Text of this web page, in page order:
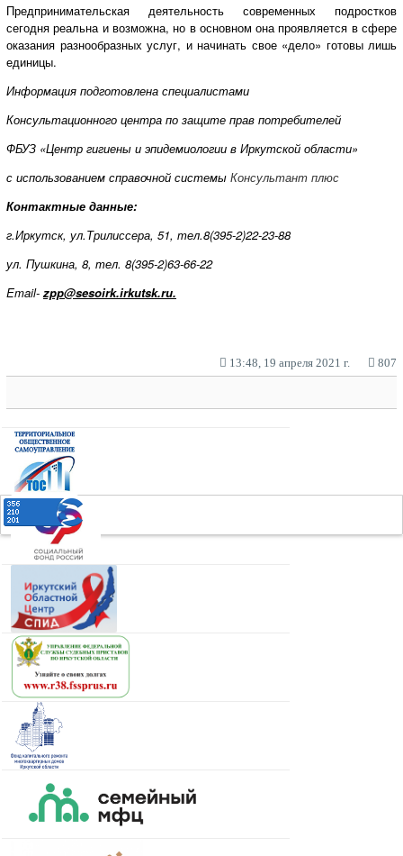
Предпринимательская деятельность современных подростков
сегодня реальна и возможна, но в основном она проявляется в сфере
оказания разнообразных услуг, и начинать свое «дело» готовы лишь
единицы.
Информация подготовлена специалистами
Консультационного центра по защите прав потребителей
ФБУЗ «Центр гигиены и эпидемиологии в Иркутской области»
с использованием справочной системы Консультант плюс
Контактные данные:
г.Иркутск, ул.Трилиссера, 51, тел.8(395-2)22-23-88
ул. Пушкина, 8, тел. 8(395-2)63-66-22
Email- zpp@sesoirk.irkutsk.ru.
13:48, 19 апреля 2021 г. 807